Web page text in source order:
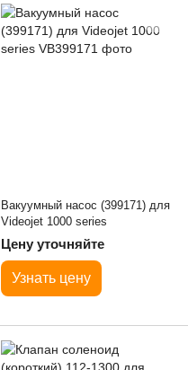
Вакуумный насос (399171) для
Videojet 1000 series
Цену уточняйте
Узнать цену